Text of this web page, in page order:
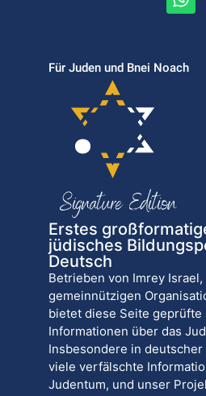
Für Juden und Bnei Noach
Erstes
jüdisches
Deutsch
Betrieben von Imrey
gemeinnützigen
bietet diese Seite geprüfte
Informationen über das
Insbesondere in
viele verfälschte
Judentum, und unser